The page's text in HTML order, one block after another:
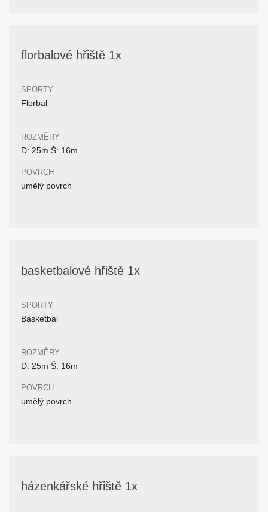
florbalové hřiště 1x
SPORTY
Florbal
ROZMĚRY
D: 25m Š: 16m
POVRCH
umělý povrch
basketbalové hřiště 1x
SPORTY
Basketbal
ROZMĚRY
D: 25m Š: 16m
POVRCH
umělý povrch
házenkářské hřiště 1x